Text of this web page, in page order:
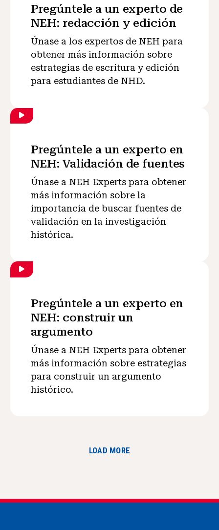
Pregúntele a un experto de
NEH: redacción y edición
Únase a los expertos de NEH para
obtener más información sobre
estrategias de escritura y edición
para estudiantes de NHD.
Pregúntele a un experto en
NEH: Validación de fuentes
Únase a NEH Experts para obtener
más información sobre la
importancia de buscar fuentes de
validación en la investigación
histórica.
Pregúntele a un experto en
NEH: construir un
argumento
Únase a NEH Experts para obtener
más información sobre estrategias
para construir un argumento
histórico.
LOAD MORE